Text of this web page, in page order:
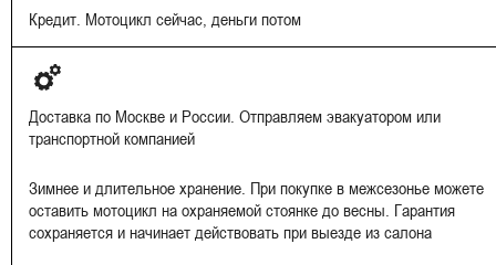
Кредит. Мотоцикл сейчас, деньги потом
Доставка по Москве и России. Отправляем эвакуатором или
транспортной компанией
Зимнее и длительное хранение. При покупке в межсезонье можете
оставить мотоцикл на охраняемой стоянке до весны. Гарантия
сохраняется и начинает действовать при выезде из салона